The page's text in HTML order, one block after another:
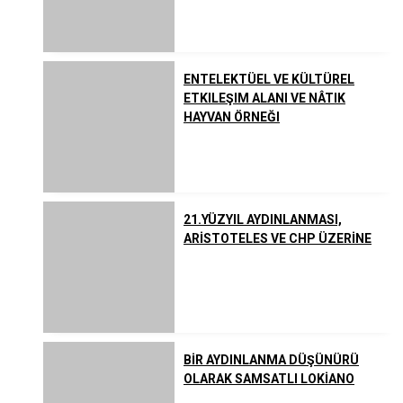
Uzakdoğu DinleriENTELEKTÜEL VE KÜLTÜREL
ETKILEŞIM ALANI VE NÂTIK
HAYVAN ÖRNEĞI
21.YÜZYIL AYDINLANMASI,
ARİSTOTELES VE CHP ÜZERİNE
BİR AYDINLANMA DÜŞÜNÜRÜ
OLARAK SAMSATLI LOKİANO